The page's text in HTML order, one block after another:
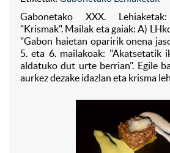
Gabonetako XXX.
"Krismak". Mailak eta gaiak: A)
"Gabon haietan oparirik onena
5. eta 6. mailakoak: "Akatsetatik
aldatuko dut urte berrian". Egile
aurkez dezake idazlan eta krisma